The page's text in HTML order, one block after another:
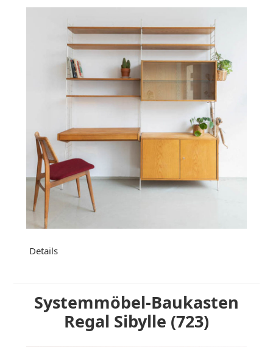
Details
Systemmöbel-Baukasten
Regal Sibylle (723)